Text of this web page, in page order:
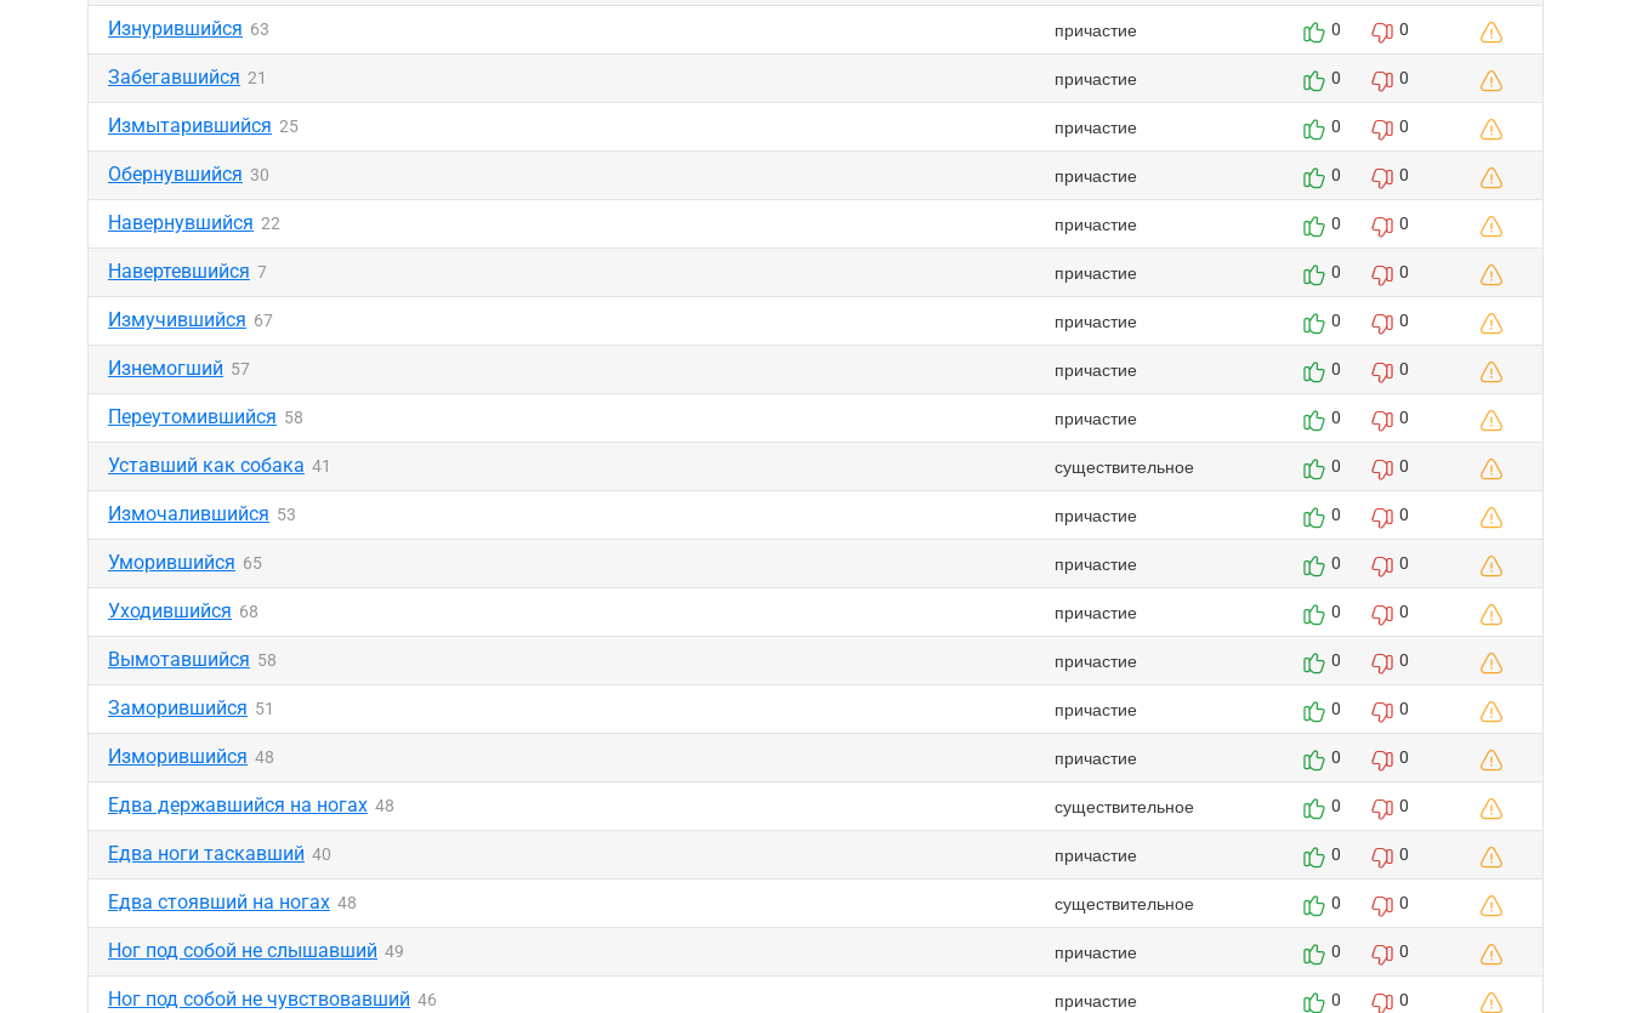
Изнурившийся 63 причастие 0 0
Забегавшийся 21 причастие 0 0
Измытарившийся 25 причастие 0 0
Обернувшийся 30 причастие 0 0
Навернувшийся 22 причастие 0 0
Навертевшийся 7 причастие 0 0
Измучившийся 67 причастие 0 0
Изнемогший 57 причастие 0 0
Переутомившийся 58 причастие 0 0
Уставший как собака 41 существительное 0 0
Измочалившийся 53 причастие 0 0
Уморившийся 65 причастие 0 0
Уходившийся 68 причастие 0 0
Вымотавшийся 58 причастие 0 0
Заморившийся 51 причастие 0 0
Изморившийся 48 причастие 0 0
Едва державшийся на ногах 48 существительное 0 0
Едва ноги таскавший 40 причастие 0 0
Едва стоявший на ногах 48 существительное 0 0
Ног под собой не слышавший 49 причастие 0 0
Ног под собой не чувствовавший 46 причастие 0 0